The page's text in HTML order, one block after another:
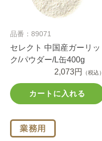
品番：89071
セレクト 中国産ガーリッ
ク/パウダー/L缶400g
2,073円
（税込）
カートに入れる